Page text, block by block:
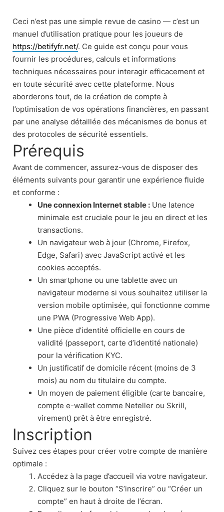
content
Ceci n’est pas une simple revue de casino — c’est un
manuel d’utilisation pratique pour les joueurs de
https://betifyfr.net/. Ce guide est conçu pour vous
fournir les procédures, calculs et informations
techniques nécessaires pour interagir efficacement et
en toute sécurité avec cette plateforme. Nous
aborderons tout, de la création de compte à
l’optimisation de vos opérations financières, en passant
par une analyse détaillée des mécanismes de bonus et
des protocoles de sécurité essentiels.
Prérequis
Avant de commencer, assurez-vous de disposer des
éléments suivants pour garantir une expérience fluide
et conforme :
Une connexion Internet stable : Une latence
minimale est cruciale pour le jeu en direct et les
transactions.
Un navigateur web à jour (Chrome, Firefox,
Edge, Safari) avec JavaScript activé et les
cookies acceptés.
Un smartphone ou une tablette avec un
navigateur moderne si vous souhaitez utiliser la
version mobile optimisée, qui fonctionne comme
une PWA (Progressive Web App).
Une pièce d’identité officielle en cours de
validité (passeport, carte d’identité nationale)
pour la vérification KYC.
Un justificatif de domicile récent (moins de 3
mois) au nom du titulaire du compte.
Un moyen de paiement éligible (carte bancaire,
compte e-wallet comme Neteller ou Skrill,
virement) prêt à être enregistré.
Inscription
Suivez ces étapes pour créer votre compte de manière
optimale :
Accédez à la page d’accueil via votre navigateur.
Cliquez sur le bouton “S’inscrire” ou “Créer un
compte” en haut à droite de l’écran.